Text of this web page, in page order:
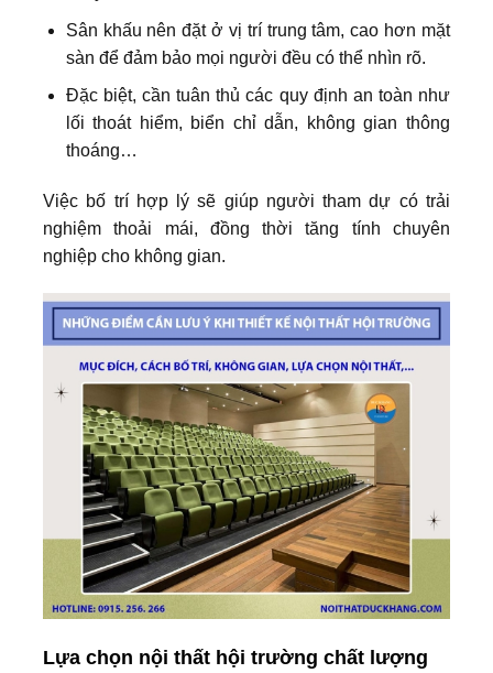
Sân khấu nên đặt ở vị trí trung tâm, cao hơn mặt
sàn để đảm bảo mọi người đều có thể nhìn rõ.
Đặc biệt, cần tuân thủ các quy định an toàn như
lối thoát hiểm, biển chỉ dẫn, không gian thông
thoáng…
Việc bố trí hợp lý sẽ giúp người tham dự có trải
nghiệm thoải mái, đồng thời tăng tính chuyên
nghiệp cho không gian.
Lựa chọn nội thất hội trường chất lượng